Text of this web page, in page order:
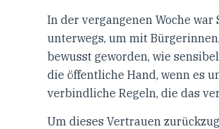
In der vergangenen Woche
unterwegs, um mit
bewusst geworden, wie
die öffentliche Hand, wenn es
verbindliche Regeln, die das
Um dieses Vertrauen